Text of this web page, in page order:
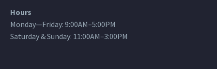
Hours
Monday—Friday: 9:00AM–5:00PM
Saturday & Sunday: 11:00AM–3:00PM